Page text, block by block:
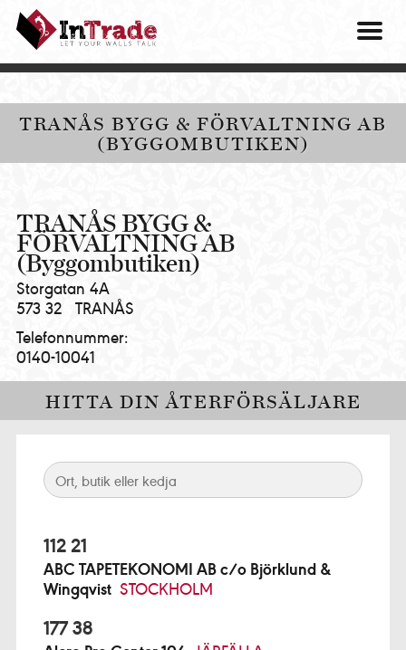
Intrade
ITG
AB
|
your
walls
TRANÅS BYGG & FÖRVALTNING AB
(BYGGOMBUTIKEN)
TRANÅS BYGG &
FÖRVALTNING AB
(Byggombutiken)
Storgatan 4A
573 32
TRANÅS
Telefonnummer:
0140-10041
HITTA DIN ÅTERFÖRSÄLJARE
112 21
ABC TAPETEKONOMI AB c/o Björklund &
Wingqvist STOCKHOLM
177 38
OM
VÅRA
HITTA